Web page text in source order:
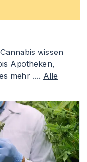
wissen
Apotheken,
mehr .... Alle